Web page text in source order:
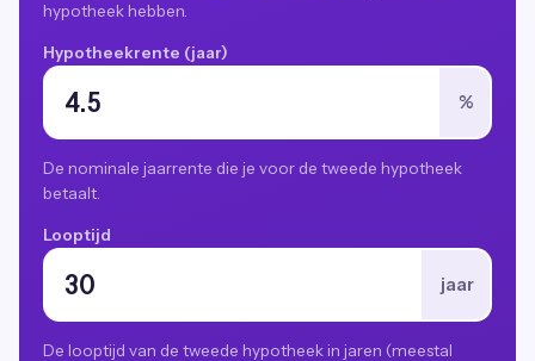
hypotheek hebben.
Hypotheekrente (jaar)
%
De nominale jaarrente die je voor de tweede hypotheek
betaalt.
Looptijd
jaar
De looptijd van de tweede hypotheek in jaren (meestal